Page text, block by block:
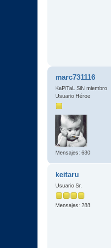
marc731116
KaPiTaL SiN miembro
Usuario Héroe
Mensajes: 630
keitaru
Usuario Sr.
Mensajes: 288